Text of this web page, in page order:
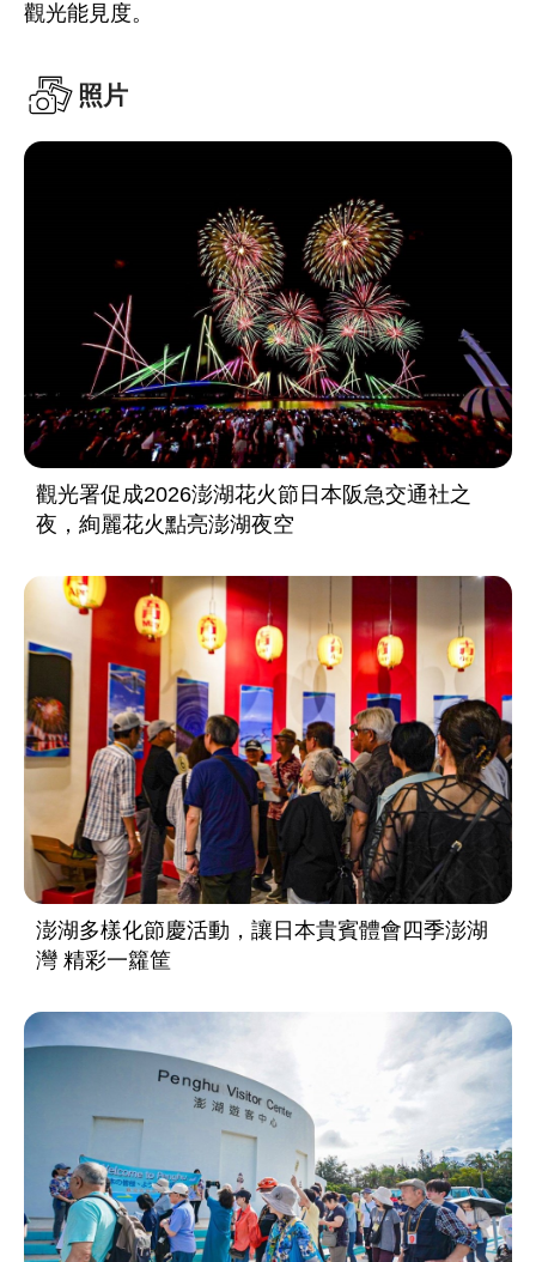
觀光能見度。
照片
觀光署促成2026澎湖花火節日本阪急交通社之
夜，絢麗花火點亮澎湖夜空
澎湖多樣化節慶活動，讓日本貴賓體會四季澎湖
灣 精彩一籮筐